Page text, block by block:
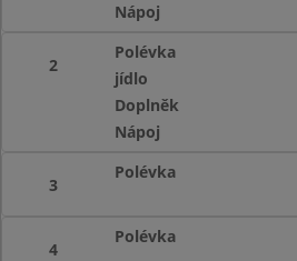
Nápoj
2
Polévka
jídlo
Doplněk
Nápoj
3
Polévka
4
Polévka